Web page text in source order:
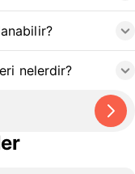
nelerdir?